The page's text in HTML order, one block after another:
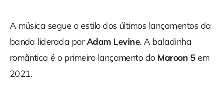
A música segue o estilo dos últimos lançamentos da
banda liderada porAdam Levine. A baladinha
romântica é o primeiro lançamento do Maroon 5 em
2021.